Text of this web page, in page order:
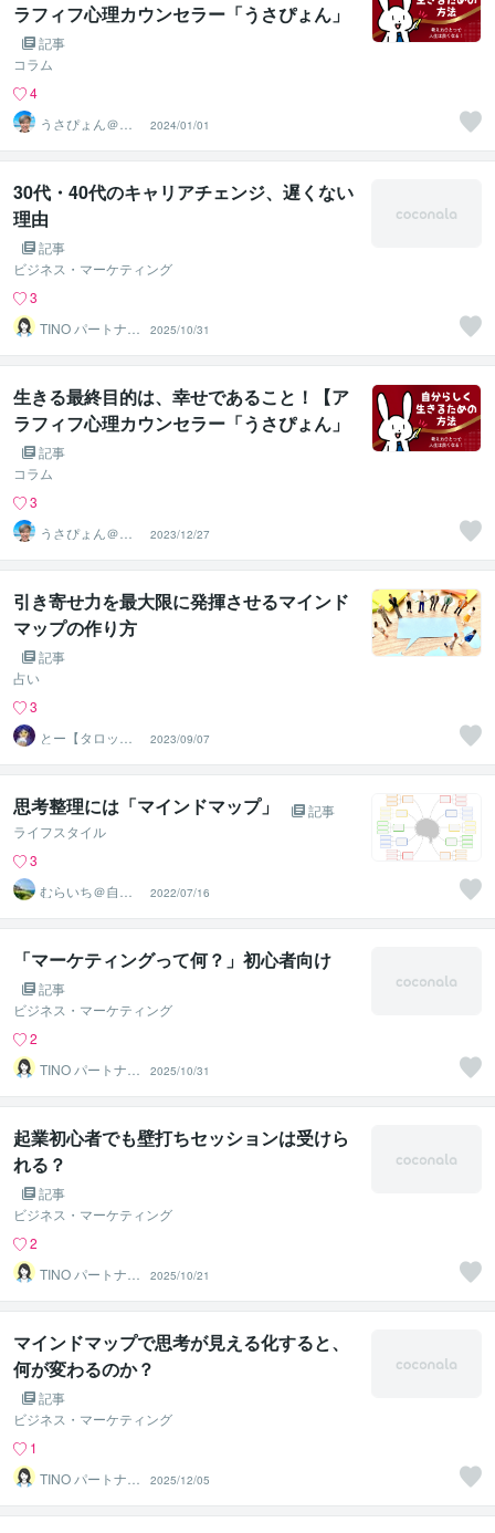
ラフィフ心理カウンセラー「うさぴょん」
のココナラ電話相談】
記事
コラム
4
うさぴょん＠癒
し系アラフィフ
心寄り添い人
2024/01/01
30代・40代のキャリアチェンジ、遅くない
理由
記事
ビジネス・マーケティング
3
TINO パートナー
2025/10/31
生きる最終目的は、幸せであること！【ア
ラフィフ心理カウンセラー「うさぴょん」
のココナラ電話相談】
記事
コラム
3
うさぴょん＠癒
し系アラフィフ
心寄り添い人
2023/12/27
引き寄せ力を最大限に発揮させるマインド
マップの作り方
記事
占い
3
とー【タロット
占い×引き寄せ】
2023/09/07
思考整理には「マインドマップ」
記事
ライフスタイル
3
むらいち＠自己
啓発ライター
2022/07/16
「マーケティングって何？」初心者向け
記事
ビジネス・マーケティング
2
TINO パートナー
2025/10/31
起業初心者でも壁打ちセッションは受けら
れる？
記事
ビジネス・マーケティング
2
TINO パートナー
2025/10/21
マインドマップで思考が見える化すると、
何が変わるのか？
記事
ビジネス・マーケティング
1
TINO パートナー
2025/12/05